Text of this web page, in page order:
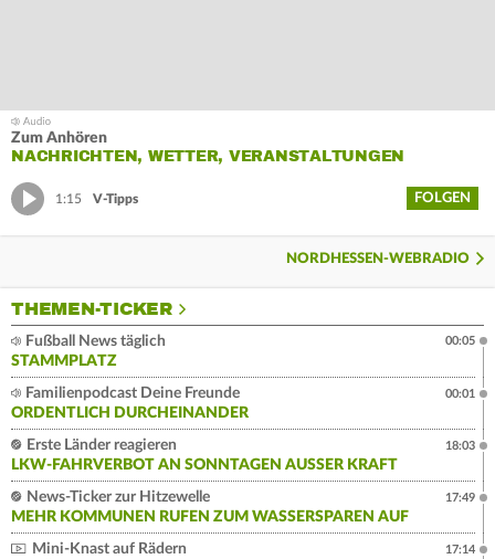
Zum Anhören
NACHRICHTEN, WETTER, VERANSTALTUNGEN
1:15 V-Tipps FOLGEN
NORDHESSEN-WEBRADIO
THEMEN-TICKER
Fußball News täglich
STAMMPLATZ
00:05
Familienpodcast Deine Freunde
ORDENTLICH DURCHEINANDER
00:01
Erste Länder reagieren
LKW-FAHRVERBOT AN SONNTAGEN AUSSER KRAFT
18:03
News-Ticker zur Hitzewelle
MEHR KOMMUNEN RUFEN ZUM WASSERSPAREN AUF
17:49
Mini-Knast auf Rädern
17:14